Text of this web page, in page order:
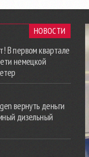
НОВОСТИ
В первом квартале
немецкой
вернуть деньги
дизельный